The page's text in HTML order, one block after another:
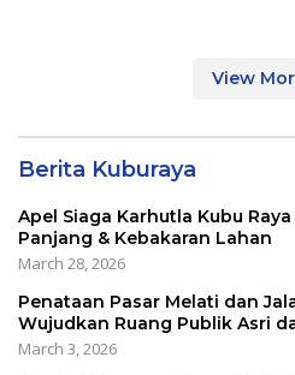
View
Berita Kuburaya
Apel Siaga Karhutla Kubu
Panjang & Kebakaran Lahan
March 28, 2026
Penataan Pasar Melati dan
Wujudkan Ruang Publik Asri
March 3, 2026